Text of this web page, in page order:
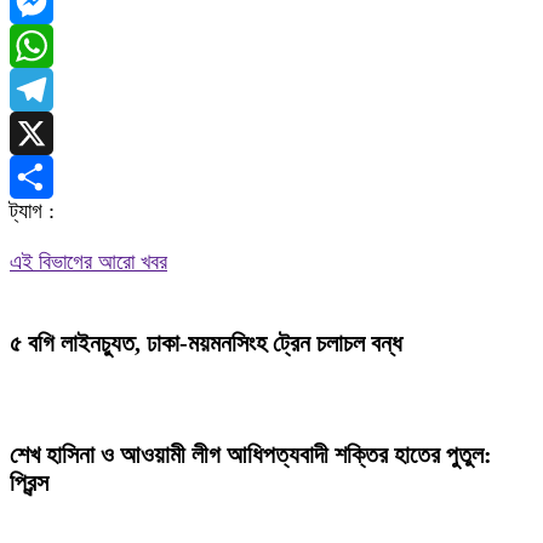
Messenger
WhatsApp
Telegram
X
Share
ট্যাগ :
এই বিভাগের আরো খবর
৫ বগি লাইনচ্যুত, ঢাকা-ময়মনসিংহ ট্রেন চলাচল বন্ধ
শেখ হাসিনা ও আওয়ামী লীগ আধিপত্যবাদী শক্তির হাতের পুতুল:
প্রিন্স